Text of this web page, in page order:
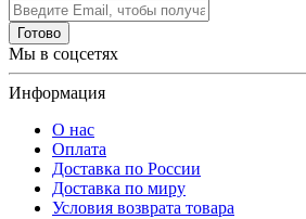
Готово
Мы в соцсетях
Информация
О нас
Оплата
Доставка по России
Доставка по миру
Условия возврата товара